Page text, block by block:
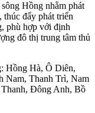
Hồng nhằm phát
thúc đẩy phát triển
phù hợp với định
đô thị trung tâm thủ
Hồng Hà, Ô Diên,
Nam, Thanh Trì, Nam
Đông Anh, Bồ